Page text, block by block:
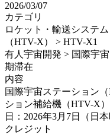
2026/03/07
カテゴリ
ロケット・輸送システ
（HTV-X） > HTV-X1
有人宇宙開発 > 国際宇
期滞在
内容
国際宇宙ステーション
ション補給機（HTV-X
日：2026年3月7日（日本
クレジット